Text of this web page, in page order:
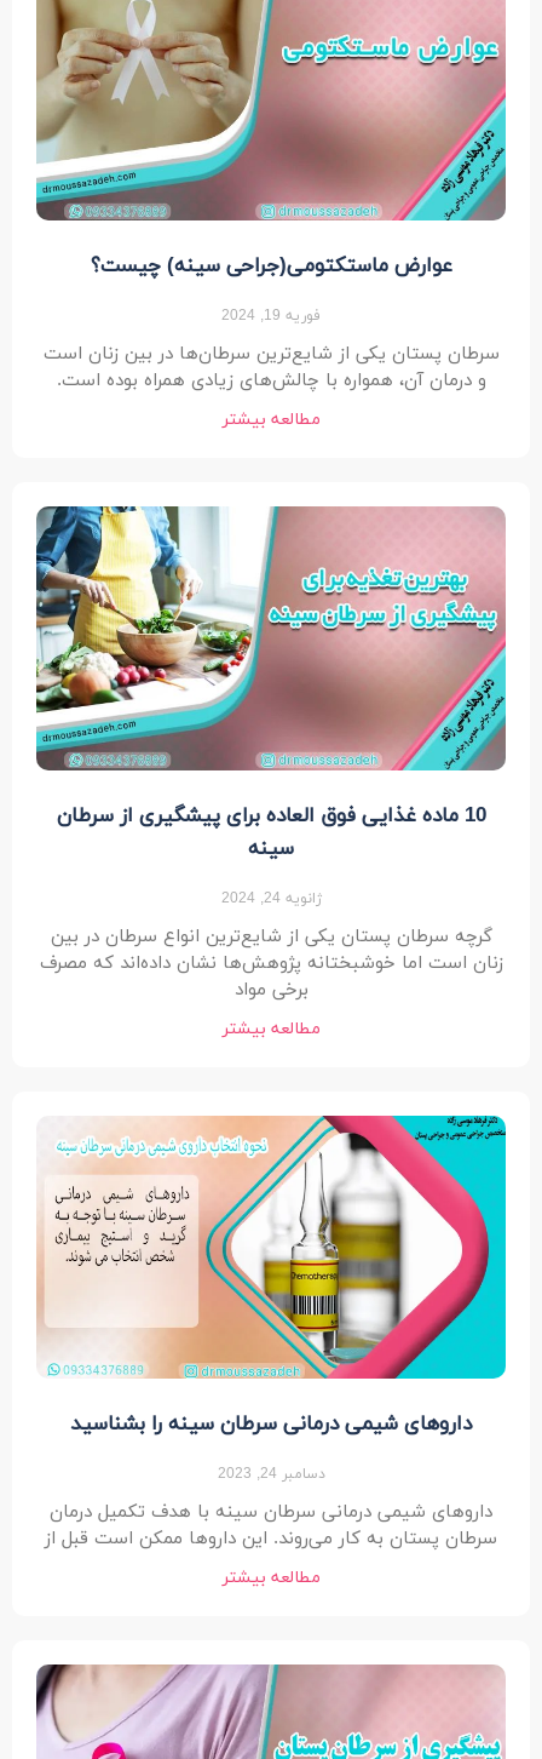
عوارض ماستکتومی(جراحی سینه) چیست؟
فوریه 19, 2024
سرطان پستان یکی از شایع‌ترین سرطان‌ها در بین زنان است
و درمان آن، همواره با چالش‌های زیادی همراه بوده است.
مطالعه بیشتر
10 ماده غذایی فوق العاده برای پیشگیری از سرطان
سینه
ژانویه 24, 2024
گرچه سرطان پستان یکی از شایع‌ترین انواع سرطان در بین
زنان است اما خوشبختانه پژوهش‌ها نشان داده‌اند که مصرف
برخی مواد
مطالعه بیشتر
داروهای شیمی درمانی سرطان سینه را بشناسید
دسامبر 24, 2023
داروهای شیمی درمانی سرطان سینه با هدف تکمیل درمان
سرطان پستان به کار می‌روند. این داروها ممکن است قبل از
مطالعه بیشتر